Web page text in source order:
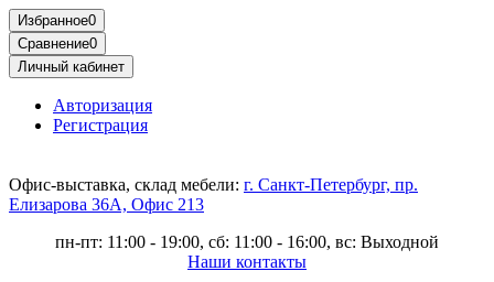
Избранное0
Сравнение0
Личный кабинет
Авторизация
Регистрация
Офис-выставка, склад мебели: г. Санкт-Петербург, пр.
Елизарова 36А, Офис 213
пн-пт: 11:00 - 19:00, сб: 11:00 - 16:00, вс: Выходной
Наши контакты